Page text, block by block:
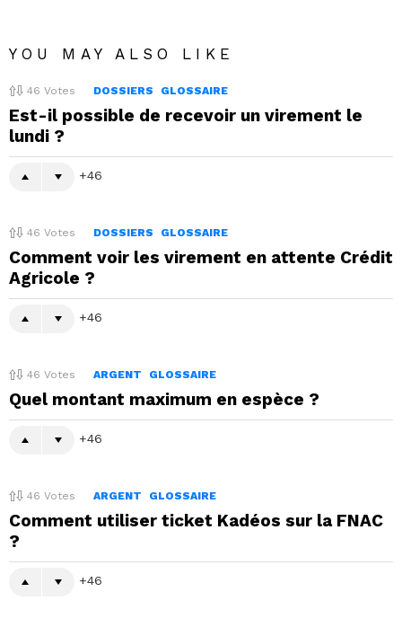
YOU MAY ALSO LIKE
46 Votes DOSSIERS GLOSSAIRE
Est-il possible de recevoir un virement le
lundi ?
46
46 Votes DOSSIERS GLOSSAIRE
Comment voir les virement en attente Crédit
Agricole ?
46
46 Votes ARGENT GLOSSAIRE
Quel montant maximum en espèce ?
46
46 Votes ARGENT GLOSSAIRE
Comment utiliser ticket Kadéos sur la FNAC
?
46